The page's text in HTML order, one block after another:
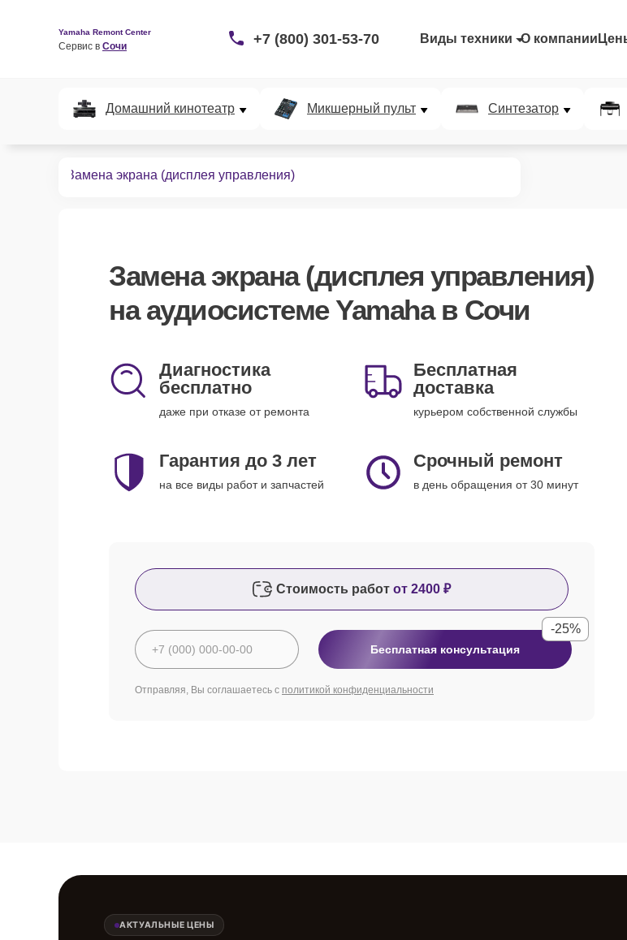
Yamaha Remont Center
Сервис в Сочи +7 (800) 301-53-70 Виды техники О компании
Домашний кинотеатр Микшерный пульт Синтезатор
Замена экрана (дисплея управления)
Замена экрана (дисплея управления)
на аудиосистеме Yamaha в Сочи
Диагностика
бесплатно
даже при отказе от ремонта
Бесплатная
доставка
курьером собственной службы
Гарантия до 3 лет
на все виды работ и запчастей
Срочный ремонт
в день обращения от 30 минут
Стоимость работ от 2400 ₽
Бесплатная консультация
-25%
Отправляя, Вы соглашаетесь с политикой конфиденциальности
АКТУАЛЬНЫЕ ЦЕНЫ